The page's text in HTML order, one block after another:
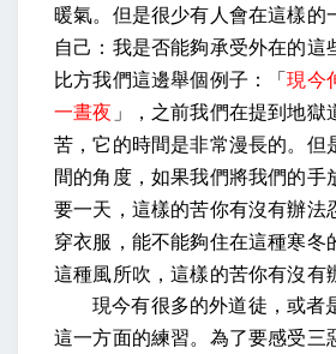
暖氣。但是很少有人會在這樣的
自己：我是否能夠承受外在的這
比方我們這邊舉個例子：「現今
一晝夜 」，之前我們在提到地獄
苦，它的時間是非常漫長的。但
間的角度，如果我們將我們的手
要一天，這樣的苦你有沒有辦法
穿衣服，能不能夠住在這種寒冬
這種風所吹，這樣的苦你有沒有
現今有很多的外道徒，或者
這一方面的練習。為了要感受三